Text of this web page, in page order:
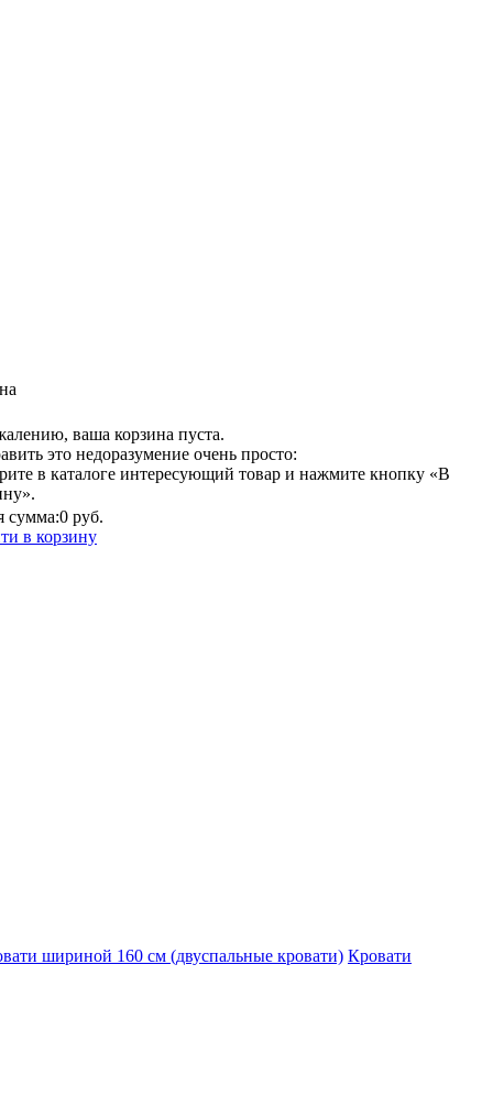
ваша корзина пуста.
это недоразумение очень просто:
в каталоге интересующий товар и нажмите кнопку «В
сумма:0 руб.
в корзину
шириной 160 см (двуспальные кровати) Кровати